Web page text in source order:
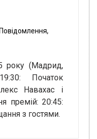
Повідомлення,
року (Мадрид,
Початок
Навахас і
премій: 20:45:
з гостями.